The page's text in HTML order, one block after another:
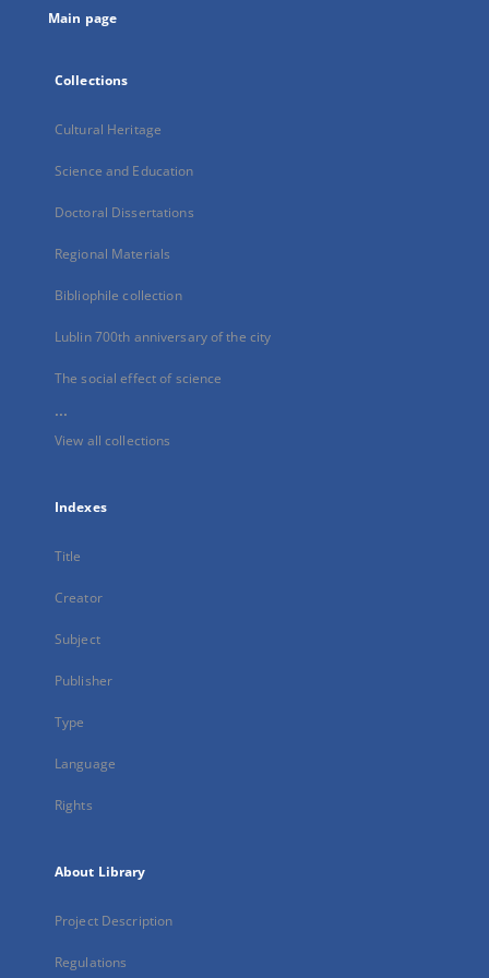
Main page
Collections
Cultural Heritage
Science and Education
Doctoral Dissertations
Regional Materials
Bibliophile collection
Lublin 700th anniversary of the city
The social effect of science
...
View all collections
Indexes
Title
Creator
Subject
Publisher
Type
Language
Rights
About Library
Project Description
Regulations